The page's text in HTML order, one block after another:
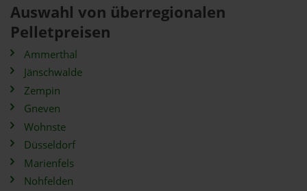
Auswahl von überregionalen
Pelletpreisen
Ammerthal
Jänschwalde
Zempin
Gneven
Wohnste
Düsseldorf
Marienfels
Nohfelden